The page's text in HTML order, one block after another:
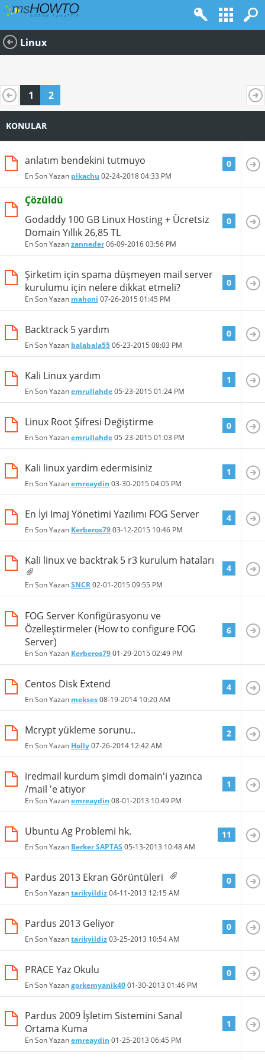
Linux
1 2
KONULAR
anlatım bendekini tutmuyo
En Son Yazan pikachu 02-24-201804:33 PM
0
Çözüldü
Godaddy 100 GB Linux Hosting + Ücretsiz
Domain Yıllık 26,85 TL
En Son Yazanzanneder06-09-201603:56 PM
0
Şirketim için spama düşmeyen mail server
kurulumu için nelere dikkat etmeli?
En Son Yazan mahoni 07-26-2015 01:45 PM
0
Backtrack 5 yardım
En Son Yazan balabala5506-23-2015 08:03 PM
0
Kali Linux yardım
En Son Yazanemrullahde05-23-2015 01:24 PM
1
Linux Root Şifresi Değiştirme
En Son Yazanemrullahde05-23-2015 01:03 PM
0
Kali linux yardim edermisiniz
En Son Yazanemreaydin 03-30-2015 04:05 PM
1
En İyi Imaj Yönetimi Yazılımı FOG Server
En Son Yazan Kerberos7903-12-2015 10:46 PM
4
Kali linux ve backtrak 5 r3 kurulum hataları
En Son YazanSNCR02-01-2015 09:55 PM
4
FOG Server Konfigürasyonu ve
Özelleştirmeler (How to configure FOG
Server)
En Son Yazan Kerberos7901-29-2015 02:49 PM
6
Centos Disk Extend
En Son Yazan mekses08-19-2014 10:20 AM
4
Mcrypt yükleme sorunu..
En Son Yazan Holly07-26-2014 12:42 AM
2
iredmail kurdum şimdi domain'i yazınca
/mail 'e atıyor
En Son Yazanemreaydin 08-01-2013 10:49 PM
1
Ubuntu Ag Problemi hk.
En Son Yazan Berker SAPTAS 05-13-2013 10:48 AM
11
Pardus 2013 Ekran Görüntüleri
En Son Yazantarikyildiz04-11-2013 12:15 AM
0
Pardus 2013 Geliyor
En Son Yazantarikyildiz03-25-2013 10:54 AM
0
PRACE Yaz Okulu
En Son Yazangorkemyanik4001-30-2013 01:46 PM
0
Pardus 2009 İşletim Sistemini Sanal
Ortama Kuma
En Son Yazanemreaydin 01-25-2013 06:45 PM
1